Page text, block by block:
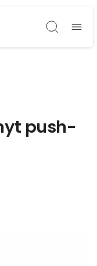
Søg
push-